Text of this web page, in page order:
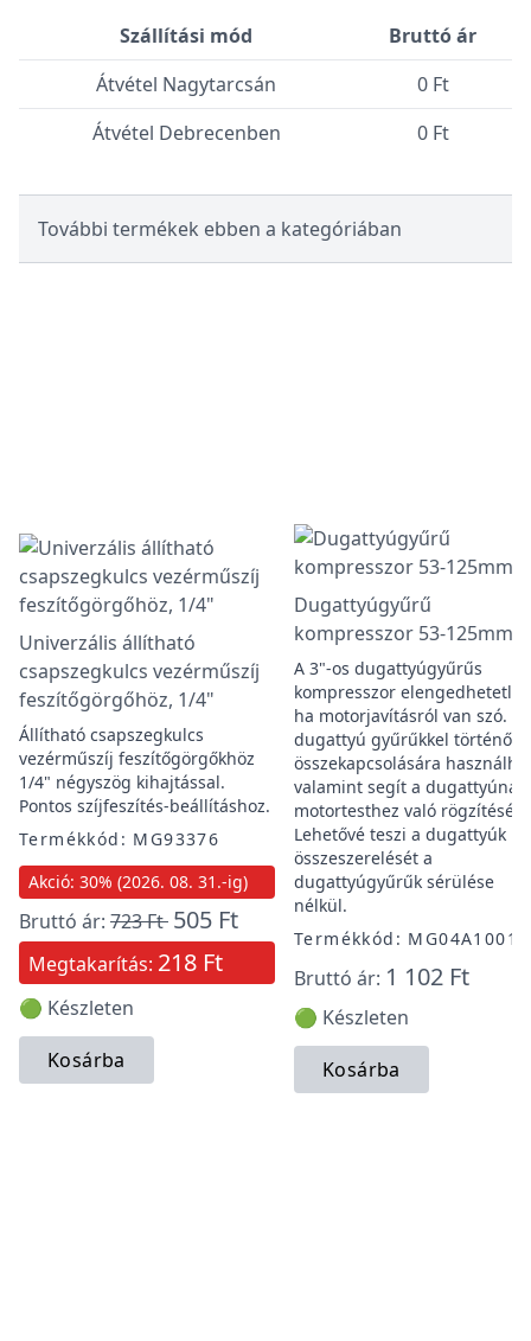
Szállítási mód
Bruttó ár
Átvétel Nagytarcsán
0 Ft
Átvétel Debrecenben
0 Ft
További termékek ebben a kategóriában
Univerzális állítható
csapszegkulcs vezérműszíj
feszítőgörgőhöz, 1/4"
Állítható csapszegkulcs
vezérműszíj feszítőgörgőkhöz
1/4" négyszög kihajtással.
Pontos szíjfeszítés-beállításhoz.
Termékkód: MG93376
Akció: 30% (2026. 08. 31.-ig)
Bruttó ár: 723 Ft 505 Ft
Megtakarítás: 218 Ft
🟢 Készleten
Kosárba
Dugattyúgyűrű
kompresszor 53-125mm
A 3"-os dugattyúgyűrűs
kompresszor
ha motorjavításról van szó. A
dugattyú gyűrűkkel történő
összekapcsolására
valamint segít a dugattyúnak
motortesthez való
Lehetővé teszi a dugattyúk
összeszerelését a
dugattyúgyűrűk sérülése
nélkül.
Termékkód: MG04A1001
Bruttó ár: 1 102 Ft
🟢 Készleten
Kosárba